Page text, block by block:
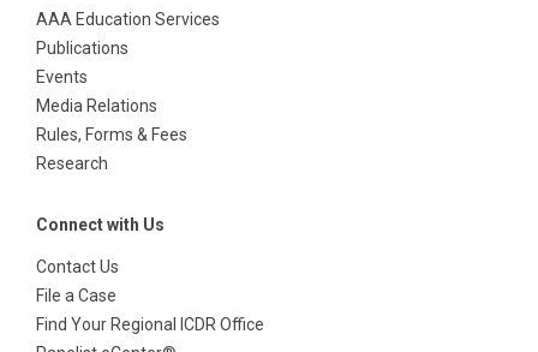
AAA Education Services
Publications
Events
Media Relations
Rules, Forms & Fees
Research
Connect with Us
Contact Us
File a Case
Find Your Regional ICDR Office